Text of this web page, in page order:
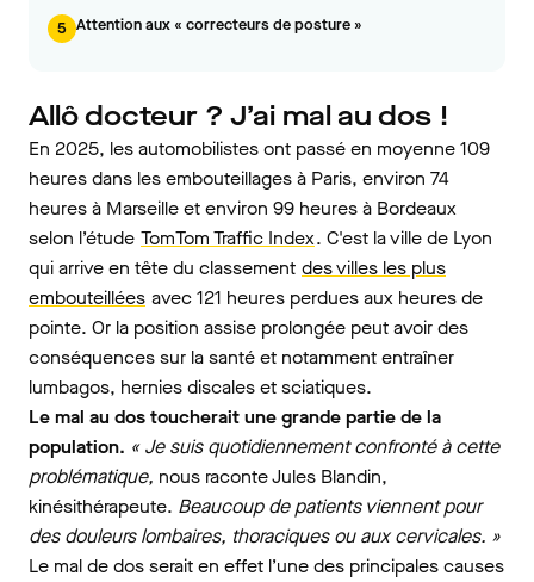
5 Attention aux « correcteurs de posture »
Allô docteur ? J’ai mal au dos !
En 2025, les automobilistes ont passé en moyenne 109
heures dans les embouteillages à Paris, environ 74
heures à Marseille et environ 99 heures à Bordeaux
selon l’étude TomTom Traffic Index. C'est la ville de Lyon
qui arrive en tête du classement des villes les plus
embouteillées avec 121 heures perdues aux heures de
pointe. Or la position assise prolongée peut avoir des
conséquences sur la santé et notamment entraîner
lumbagos, hernies discales et sciatiques.
Le mal au dos toucherait une grande partie de la
population. « Je suis quotidiennement confronté à cette
problématique, nous raconte Jules Blandin,
kinésithérapeute. Beaucoup de patients viennent pour
des douleurs lombaires, thoraciques ou aux cervicales. »
Le mal de dos serait en effet l’une des principales causes